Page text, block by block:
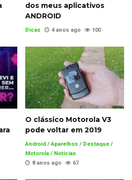
dos meus aplicativos
ANDROID
Dicas 4 anos ago 100
O clássico Motorola V3
pode voltar em 2019
Android /Aparelhos / Destaque /
Motorola / Notícias
8 anos ago
67